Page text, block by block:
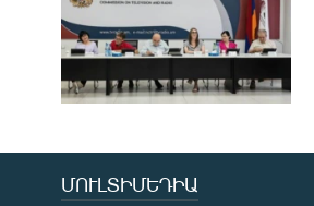
ՄՈՒԼՏԻՄԵԴԻԱ